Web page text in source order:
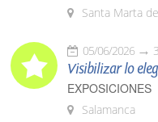
Santa Marta
05/06/2026
Visibilizar lo
EXPOSICIONES
Salamanca